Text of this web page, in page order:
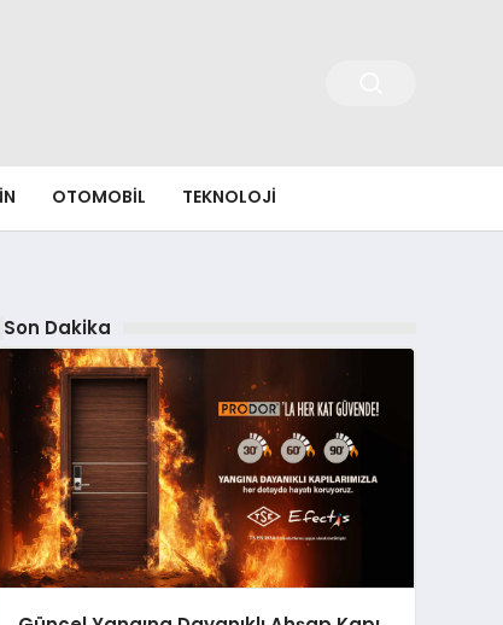
OTOMOBIL TEKNOLOJI
Son Dakika